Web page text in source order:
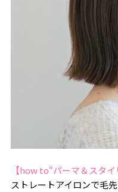
【how to“パーマ＆スタイ
ストレートアイロンで毛